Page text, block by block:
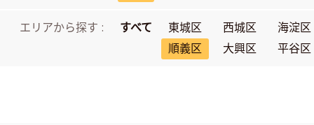
エリアから探す : すべて 東城区 西城区
海淀区
順義区
大興区 平谷区